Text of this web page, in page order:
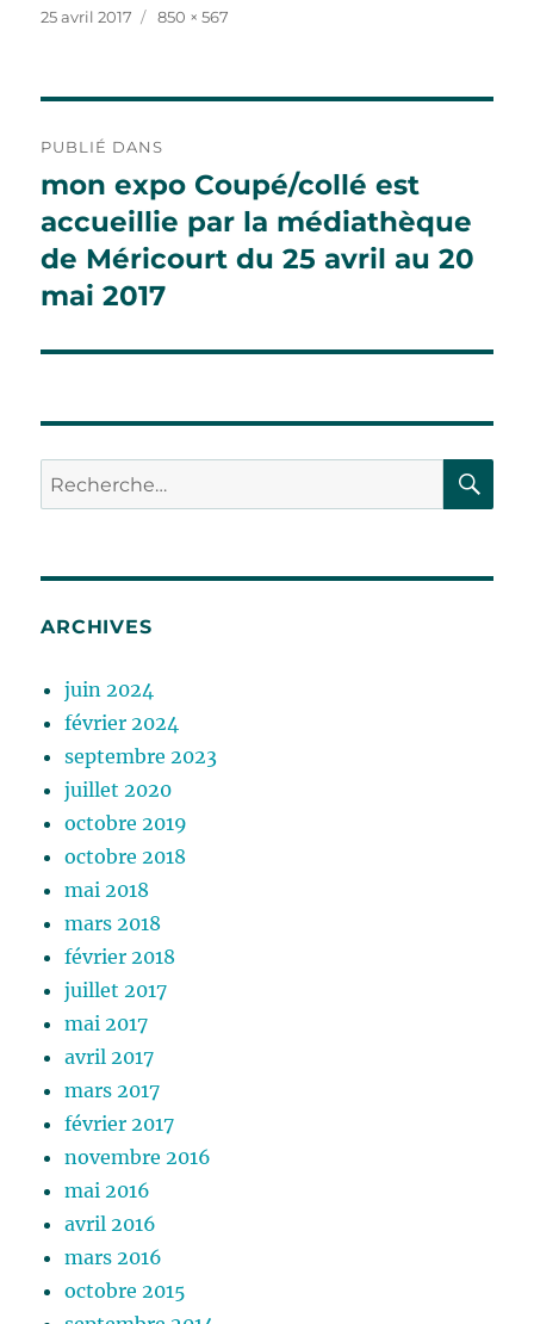
Publié
25 avril 2017
Taille
850 × 567
de
l’article
PUBLIÉ DANS
mon expo Coupé/collé est
accueillie par la médiathèque
de Méricourt du 25 avril au 20
mai 2017
Recherche
pour :
ARCHIVES
juin 2024
février 2024
septembre 2023
juillet 2020
octobre 2019
octobre 2018
mai 2018
mars 2018
février 2018
juillet 2017
mai 2017
avril 2017
mars 2017
février 2017
novembre 2016
mai 2016
avril 2016
mars 2016
octobre 2015